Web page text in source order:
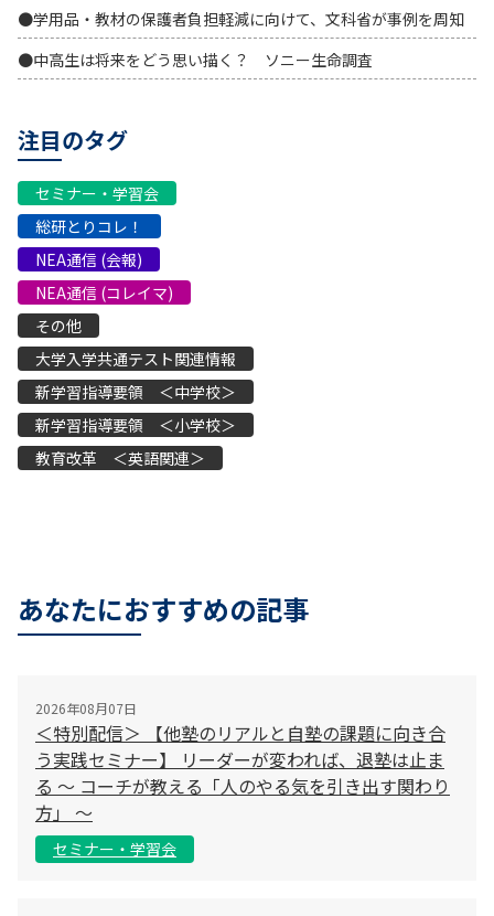
●学用品・教材の保護者負担軽減に向けて、文科省が事例を周知
●中高生は将来をどう思い描く？ ソニー生命調査
注目のタグ
セミナー・学習会
総研とりコレ！
NEA通信 (会報)
NEA通信 (コレイマ)
その他
大学入学共通テスト関連情報
新学習指導要領 ＜中学校＞
新学習指導要領 ＜小学校＞
教育改革 ＜英語関連＞
あなたにおすすめの記事
2026年08月07日
＜特別配信＞ 【他塾のリアルと自塾の課題に向き合
う実践セミナー】 リーダーが変われば、退塾は止ま
る 〜 コーチが教える「人のやる気を引き出す関わり
方」 〜
セミナー・学習会